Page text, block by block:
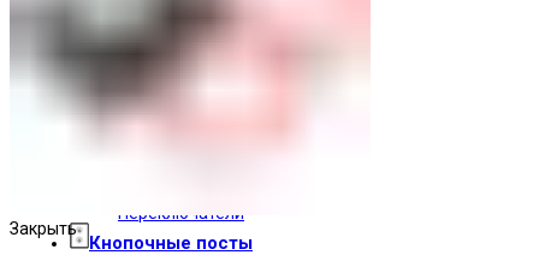
Переключатели
Кнопочные посты
Закрыть